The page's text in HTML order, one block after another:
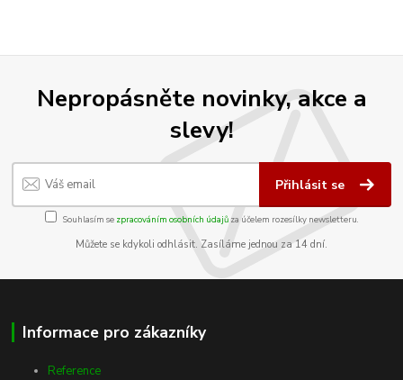
Nepropásněte novinky, akce a
slevy!
Přihlásit se
Souhlasím se zpracováním osobních údajůza účelem rozesílky newsletteru.
Můžete se kdykoli odhlásit. Zasíláme jednou za 14 dní.
Informace pro zákazníky
Reference